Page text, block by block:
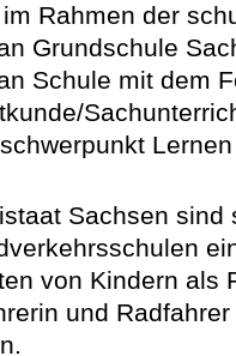
Rahmen der
Grundschule
Schule mit dem
Sachsen sind
von Kindern als
und